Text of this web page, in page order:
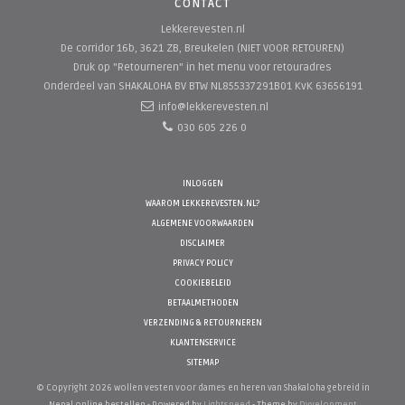
CONTACT
Lekkerevesten.nl
De corridor 16b, 3621 ZB, Breukelen (NIET VOOR RETOUREN)
Druk op "Retourneren" in het menu voor retouradres
Onderdeel van SHAKALOHA BV BTW NL855337291B01 KvK 63656191
info@lekkerevesten.nl
030 605 226 0
INLOGGEN
WAAROM LEKKEREVESTEN.NL?
ALGEMENE VOORWAARDEN
DISCLAIMER
PRIVACY POLICY
COOKIEBELEID
BETAALMETHODEN
VERZENDING & RETOURNEREN
KLANTENSERVICE
SITEMAP
© Copyright 2026 wollen vesten voor dames en heren van Shakaloha gebreid in